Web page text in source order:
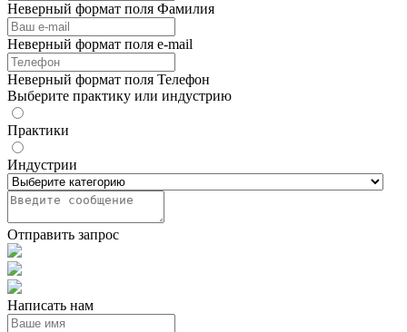
Неверный формат поля Фамилия
Неверный формат поля e-mail
Неверный формат поля Телефон
Выберите практику или индустрию
Практики
Индустрии
Отправить запрос
Написать нам